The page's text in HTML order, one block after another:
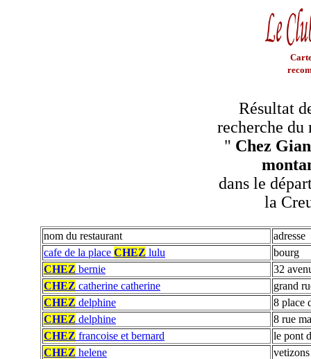
Résultat
recherche du
" Chez
dans le
la
nom du restaurant
adresse
cafe de la place CHEZ lulu
bourg
CHEZ bernie
32
CHEZ catherine catherine
grand
CHEZ delphine
8 place
CHEZ delphine
8 rue
CHEZ francoise et bernard
le pont
CHEZ helene
vetizons